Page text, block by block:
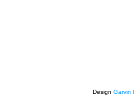
Design Garvin